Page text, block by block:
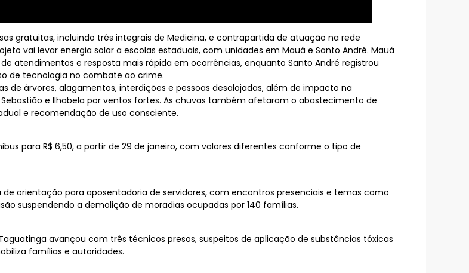
gratuitas, incluindo três integrais de Medicina, e contrapartida de atuação na rede
vai levar energia solar a escolas estaduais, com unidades em Mauá e Santo André. Mauá
atendimentos e resposta mais rápida em ocorrências, enquanto Santo André registrou
de tecnologia no combate ao crime.
de árvores, alagamentos, interdições e pessoas desalojadas, além de impacto na
e Ilhabela por ventos fortes. As chuvas também afetaram o abastecimento de
e recomendação de uso consciente.
para R$ 6,50, a partir de 29 de janeiro, com valores diferentes conforme o tipo de
orientação para aposentadoria de servidores, com encontros presenciais e temas como
suspendendo a demolição de moradias ocupadas por 140 famílias.
avançou com três técnicos presos, suspeitos de aplicação de substâncias tóxicas
famílias e autoridades.